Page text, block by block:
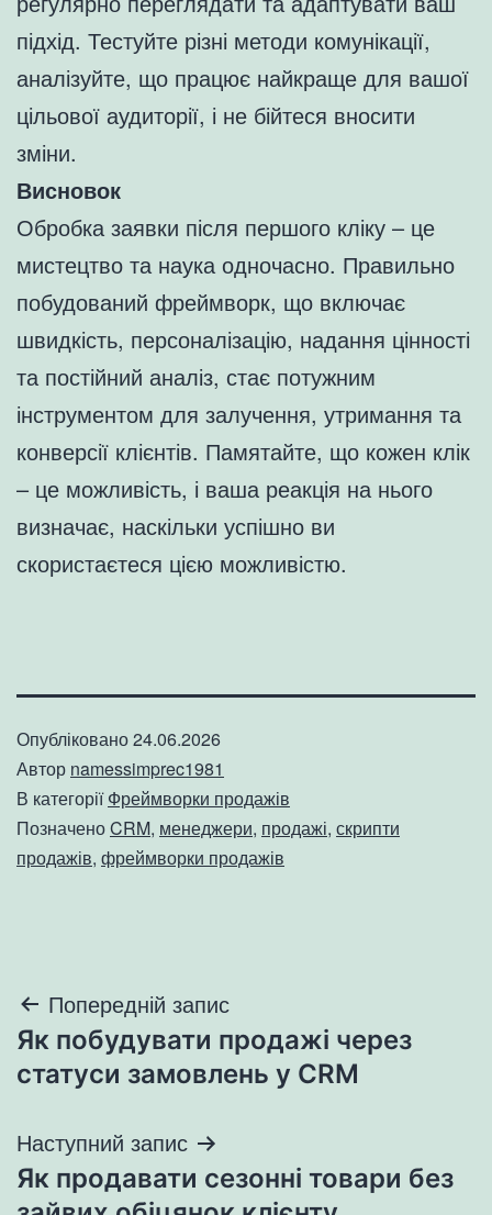
підхід. Тестуйте різні методи комунікації,
аналізуйте, що працює найкраще для вашої
цільової аудиторії, і не бійтеся вносити
зміни.
Висновок
Обробка заявки після першого кліку – це
мистецтво та наука одночасно. Правильно
побудований фреймворк, що включає
швидкість, персоналізацію, надання цінності
та постійний аналіз, стає потужним
інструментом для залучення, утримання та
конверсії клієнтів. Памятайте, що кожен клік
– це можливість, і ваша реакція на нього
визначає, наскільки успішно ви
скористаєтеся цією можливістю.
Опубліковано24.06.2026
Автор namessimprec1981
В категоріїФреймворки продажів
ПозначеноCRM, менеджери, продажі, скрипти
продажів, фреймворки продажів
Навігація
записів
Попередній запис
Як побудувати продажі через
статуси замовлень у CRM
Наступний запис
Як продавати сезонні товари без